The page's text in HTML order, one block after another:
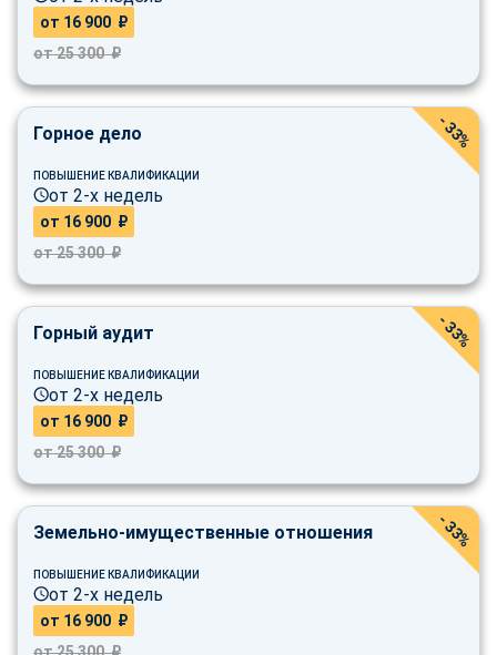
от 16 900 ₽
от 25 300 ₽
Горное дело
ПОВЫШЕНИЕ КВАЛИФИКАЦИИ
от 2-х недель
от 16 900 ₽
от 25 300 ₽
- 33%
Горный аудит
ПОВЫШЕНИЕ КВАЛИФИКАЦИИ
от 2-х недель
от 16 900 ₽
от 25 300 ₽
- 33%
Земельно-имущественные отношения
ПОВЫШЕНИЕ КВАЛИФИКАЦИИ
от 2-х недель
от 16 900 ₽
от 25 300 ₽
- 33%